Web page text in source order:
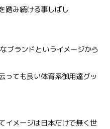
踏み続ける事しばし
ブランドというイメージから
っても良い体育系御用達グッ
イメージは日本だけで無く世